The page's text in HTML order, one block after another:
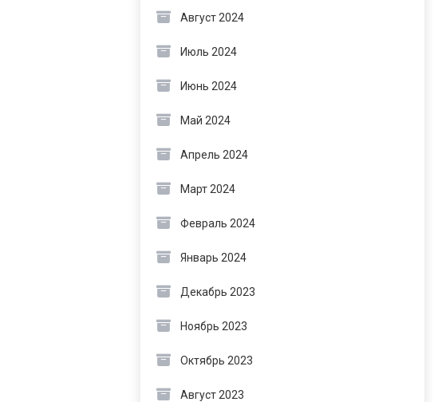
Август 2024
Июль 2024
Июнь 2024
Май 2024
Апрель 2024
Март 2024
Февраль 2024
Январь 2024
Декабрь 2023
Ноябрь 2023
Октябрь 2023
Август 2023